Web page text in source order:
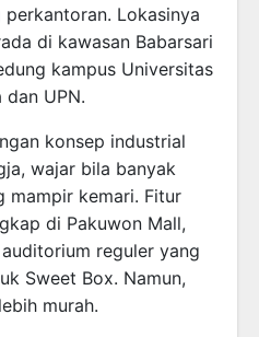
Lokasinya
di kawasan Babarsari
kampus Universitas
UPN.
konsep industrial
wajar bila banyak
mampir kemari. Fitur
di Pakuwon Mall,
reguler yang
Sweet Box. Namun,
murah.